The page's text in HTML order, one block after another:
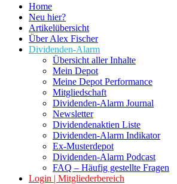
Home
Neu hier?
Artikelübersicht
Über Alex Fischer
Dividenden-Alarm
Übersicht aller Inhalte
Mein Depot
Meine Depot Performance
Mitgliedschaft
Dividenden-Alarm Journal
Newsletter
Dividendenaktien Liste
Dividenden-Alarm Indikator
Ex-Musterdepot
Dividenden-Alarm Podcast
FAQ – Häufig gestellte Fragen
Login | Mitgliederbereich